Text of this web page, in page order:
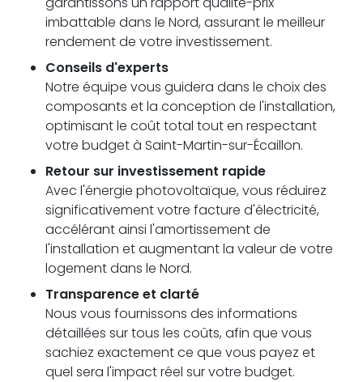
imbattable dans le Nord, assurant le meilleur
rendement de votre investissement.
Conseils d'experts
Notre équipe vous guidera dans le choix des
composants et la conception de l'installation,
optimisant le coût total tout en respectant
votre budget à Saint-Martin-sur-Écaillon.
Retour sur investissement rapide
Avec l'énergie photovoltaïque, vous réduirez
significativement votre facture d'électricité,
accélérant ainsi l'amortissement de
l'installation et augmentant la valeur de votre
logement dans le Nord.
Transparence et clarté
Nous vous fournissons des informations
détaillées sur tous les coûts, afin que vous
sachiez exactement ce que vous payez et
quel sera l'impact réel sur votre budget.